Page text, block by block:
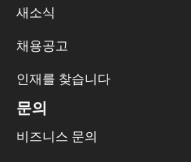
새소식
채용공고
인재를 찾습니다
문의
비즈니스 문의